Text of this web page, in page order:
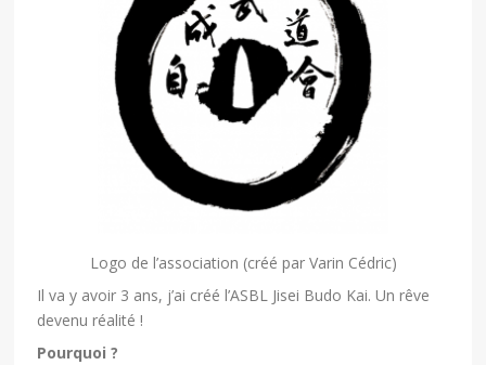
Logo de l’association (créé par Varin Cédric)
Il va y avoir 3 ans, j’ai créé l’ASBL Jisei Budo Kai. Un rêve
devenu réalité !
Pourquoi ?